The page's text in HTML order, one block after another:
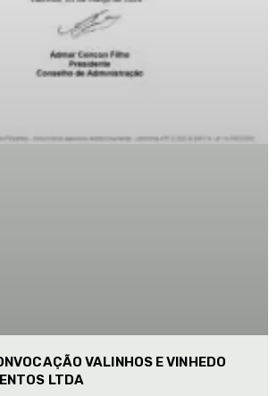
VALINHOS E VINHEDO
LTDA